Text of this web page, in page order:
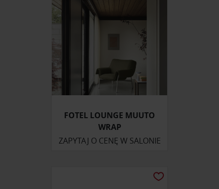
FOTEL LOUNGE MUUTO
WRAP
ZAPYTAJ O CENĘ W SALONIE